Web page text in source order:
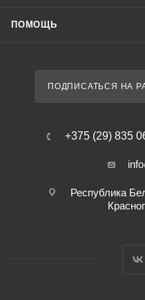
ПОМОЩЬ
ПОДПИСАТЬСЯ НА
+375 (29) 835
Республика